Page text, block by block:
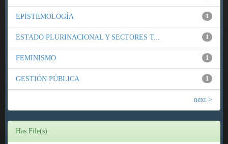
1
EPISTEMOLOGÍA
1
ESTADO PLURINACIONAL Y SECTORES T...
1
FEMINISMO
1
GESTIÓN PÚBLICA
next >
Has File(s)